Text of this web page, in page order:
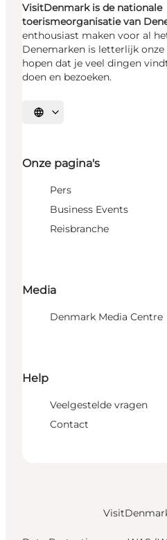
VisitDenmark is de nationale
toerismeorganisatie van
enthousiast maken voor al
Denemarken is letterlijk onze
hopen dat je veel dingen
doen en bezoeken.
Selecteer taal
Onze pagina's
Pers
Business Events
Reisbranche
Media
Denmark Media Centre
Help
Veelgestelde vragen
Contact